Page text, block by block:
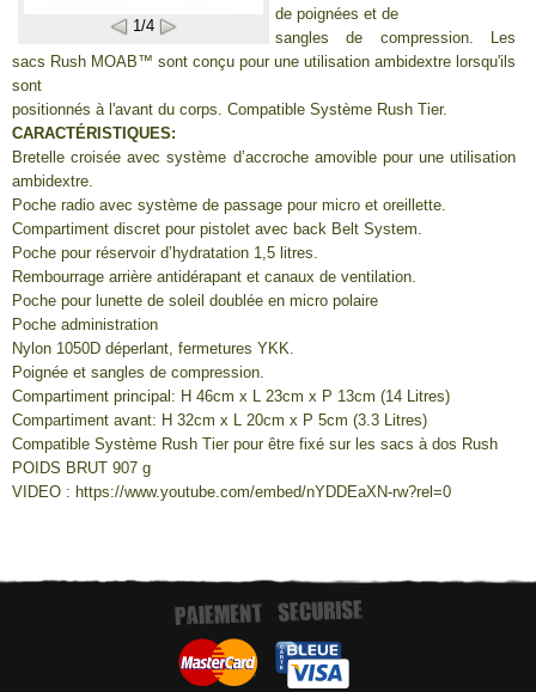
1/4
de poignées et de
sangles de compression. Les
sacs Rush MOAB™ sont conçu pour une utilisation ambidextre lorsqu'ils
sont
positionnés à l'avant du corps. Compatible Système Rush Tier.
CARACTÉRISTIQUES:
Bretelle croisée avec système d’accroche amovible pour une utilisation
ambidextre.
Poche radio avec système de passage pour micro et oreillette.
Compartiment discret pour pistolet avec back Belt System.
Poche pour réservoir d’hydratation 1,5 litres.
Rembourrage arrière antidérapant et canaux de ventilation.
Poche pour lunette de soleil doublée en micro polaire
Poche administration
Nylon 1050D déperlant, fermetures YKK.
Poignée et sangles de compression.
Compartiment principal: H 46cm x L 23cm x P 13cm (14 Litres)
Compartiment avant: H 32cm x L 20cm x P 5cm (3.3 Litres)
Compatible Système Rush Tier pour être fixé sur les sacs à dos Rush
POIDS BRUT 907 g
VIDEO : https://www.youtube.com/embed/nYDDEaXN-rw?rel=0